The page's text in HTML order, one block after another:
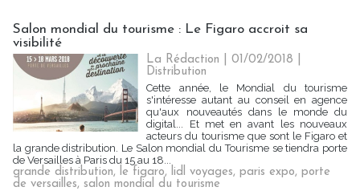
Salon mondial du tourisme : Le Figaro accroit sa
visibilité
La Rédaction | 01/02/2018
Distribution
Cette année, le Mondial du tourisme
s'intéresse autant au conseil en agence
qu'aux nouveautés dans le monde du
digital... Et met en avant les nouveaux
acteurs du tourisme que sont le Figaro et
la grande distribution. Le Salon mondial du Tourisme se tiendra porte
de Versailles à Paris du 15 au 18...
grande distribution, le figaro, lidl voyages, paris expo, porte
de versailles, salon mondial du tourisme